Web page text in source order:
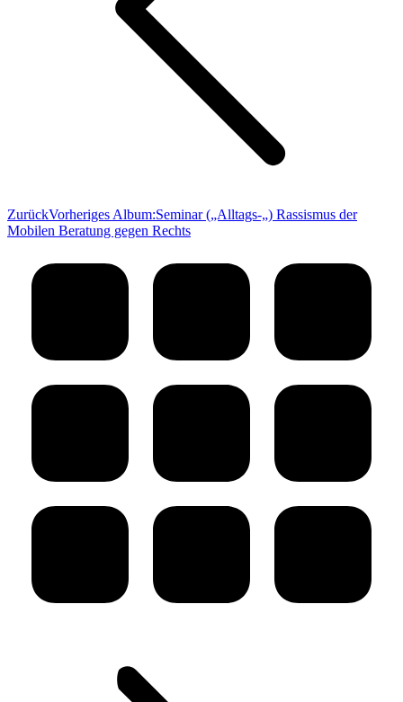
ZurückVorheriges Album:Seminar („Alltags-„) Rassismus der
Mobilen Beratung gegen Rechts